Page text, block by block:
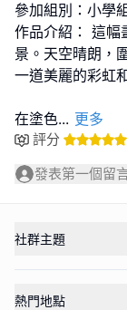
參加組別：小學
作品介紹： 這幅
景。天空晴朗，
一道美麗的彩虹
在塗色... 更多
評分
發表第一個留
社群主題
熱門地點